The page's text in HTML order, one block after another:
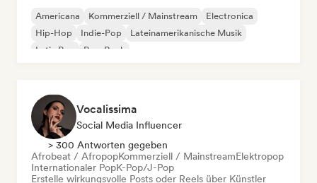
Americana Kommerziell / Mainstream
Electronica
Hip-Hop
Indie-Pop
Lateinamerikanische Musik
Latin Pop
Pop-Rock
Vocalissima
Social Media Influencer
> 300 Antworten gegeben
Afrobeat / AfropopKommerziell / MainstreamElektropop
Internationaler PopK-Pop/J-Pop
Erstelle wirkungsvolle Posts oder Reels über Künstler